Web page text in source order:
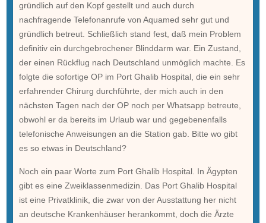
gründlich auf den Kopf gestellt und auch durch
nachfragende Telefonanrufe von Aquamed sehr gut und
gründlich betreut. Schließlich stand fest, daß mein Problem
definitiv ein durchgebrochener Blinddarm war. Ein Zustand,
der einen Rückflug nach Deutschland unmöglich machte. Es
folgte die sofortige OP im Port Ghalib Hospital, die ein sehr
erfahrender Chirurg durchführte, der mich auch in den
nächsten Tagen nach der OP noch per Whatsapp betreute,
obwohl er da bereits im Urlaub war und gegebenenfalls
telefonische Anweisungen an die Station gab. Bitte wo gibt
es so etwas in Deutschland?
Noch ein paar Worte zum Port Ghalib Hospital. In Ägypten
gibt es eine Zweiklassenmedizin. Das Port Ghalib Hospital
ist eine Privatklinik, die zwar von der Ausstattung her nicht
an deutsche Krankenhäuser herankommt, doch die Ärzte